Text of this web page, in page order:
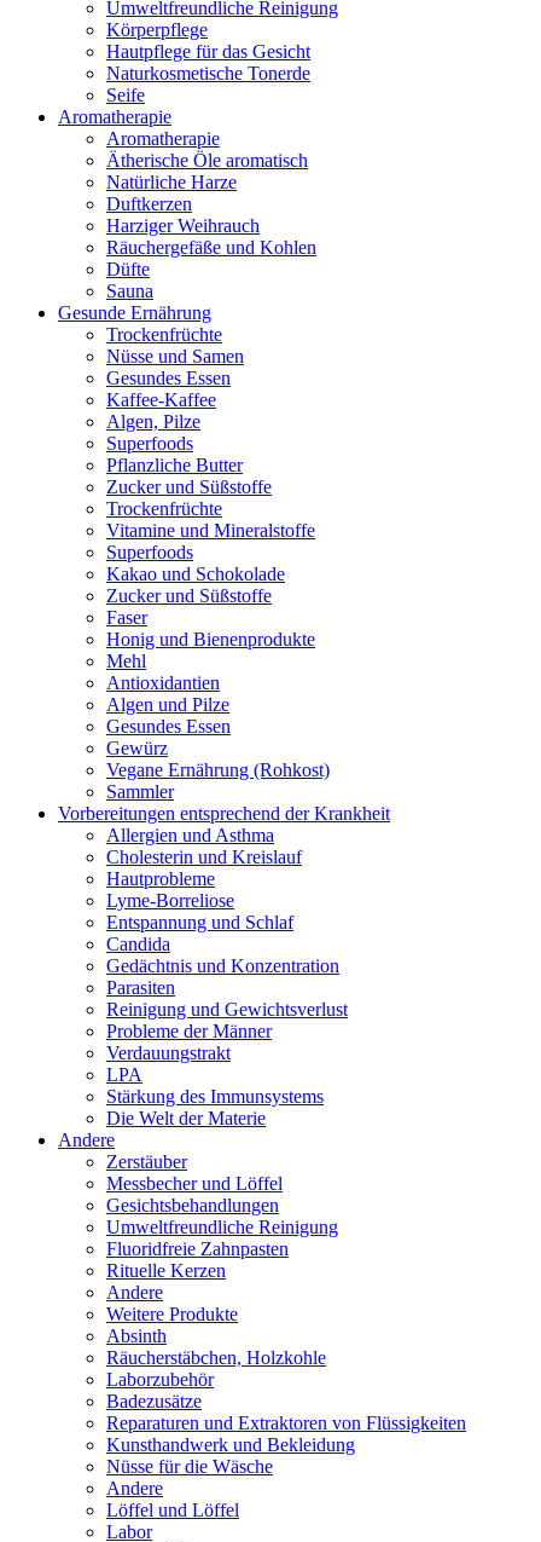
Umweltfreundliche Reinigung
Körperpflege
Hautpflege für das Gesicht
Naturkosmetische Tonerde
Seife
Aromatherapie
Aromatherapie
Ätherische Öle aromatisch
Natürliche Harze
Duftkerzen
Harziger Weihrauch
Räuchergefäße und Kohlen
Düfte
Sauna
Gesunde Ernährung
Trockenfrüchte
Nüsse und Samen
Gesundes Essen
Kaffee-Kaffee
Algen, Pilze
Superfoods
Pflanzliche Butter
Zucker und Süßstoffe
Trockenfrüchte
Vitamine und Mineralstoffe
Superfoods
Kakao und Schokolade
Zucker und Süßstoffe
Faser
Honig und Bienenprodukte
Mehl
Antioxidantien
Algen und Pilze
Gesundes Essen
Gewürz
Vegane Ernährung (Rohkost)
Sammler
Vorbereitungen entsprechend der Krankheit
Allergien und Asthma
Cholesterin und Kreislauf
Hautprobleme
Lyme-Borreliose
Entspannung und Schlaf
Candida
Gedächtnis und Konzentration
Parasiten
Reinigung und Gewichtsverlust
Probleme der Männer
Verdauungstrakt
LPA
Stärkung des Immunsystems
Die Welt der Materie
Andere
Zerstäuber
Messbecher und Löffel
Gesichtsbehandlungen
Umweltfreundliche Reinigung
Fluoridfreie Zahnpasten
Rituelle Kerzen
Andere
Weitere Produkte
Absinth
Räucherstäbchen, Holzkohle
Laborzubehör
Badezusätze
Reparaturen und Extraktoren von Flüssigkeiten
Kunsthandwerk und Bekleidung
Nüsse für die Wäsche
Andere
Löffel und Löffel
Labor